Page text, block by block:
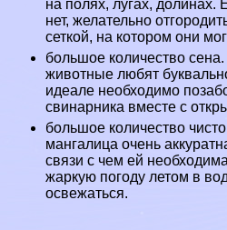
на полях, лугах, долинах.
нет, желательно
сеткой, на котором они
большое количество
животные любят
идеале необходимо
свинарника вместе с
большое количество
мангалица очень
связи с чем ей
жаркую погоду летом в
освежаться.